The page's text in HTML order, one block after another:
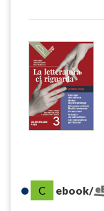
C ebook/